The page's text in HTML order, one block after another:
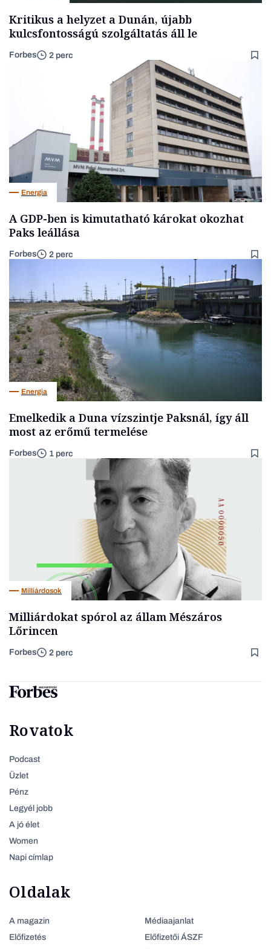
Kritikus a helyzet a Dunán, újabb
kulcsfontosságú szolgáltatás áll le
Forbes 2 perc
Energia
A GDP-ben is kimutatható károkat okozhat
Paks leállása
Forbes 2 perc
Energia
Emelkedik a Duna vízszintje Paksnál, így áll
most az erőmű termelése
Forbes 1 perc
Milliárdosok
Milliárdokat spórol az állam Mészáros
Lőrincen
Forbes 2 perc
Rovatok
Podcast
Üzlet
Pénz
Legyél jobb
A jó élet
Women
Napi címlap
Oldalak
A magazin
Előfizetés
Médiaajanlat
Előfizetői ÁSZF